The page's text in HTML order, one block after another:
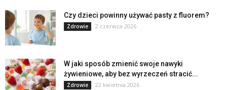
Czy dzieci powinny używać pasty z fluorem?
Zdrowie 2 czerwca 2026
W jaki sposób zmienić swoje nawyki
żywieniowe, aby bez wyrzeczeń stracić...
Zdrowie 22 kwietnia 2026